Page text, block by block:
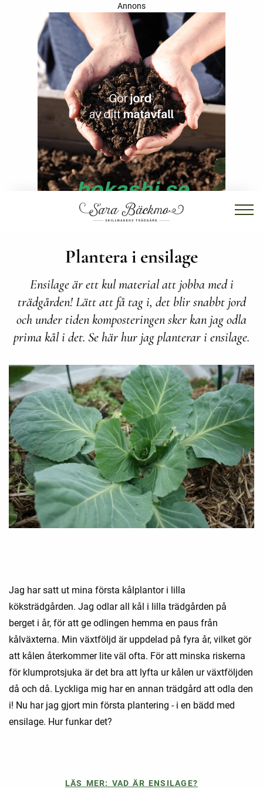
Annons
Plantera i ensilage
Ensilage är ett kul material att jobba med i
trädgården! Lätt att få tag i, det blir snabbt jord
och under tiden komposteringen sker kan jag odla
prima kål i det. Se här hur jag planterar i ensilage.
Jag har satt ut mina första kålplantor i lilla
köksträdgården. Jag odlar all kål i lilla trädgården på
berget i år, för att ge odlingen hemma en paus från
kålväxterna. Min växtföljd är uppdelad på fyra år, vilket gör
att kålen återkommer lite väl ofta. För att minska riskerna
för klumprotsjuka är det bra att lyfta ur kålen ur växtföljden
då och då. Lyckliga mig har en annan trädgård att odla den
i! Nu har jag gjort min första plantering - i en bädd med
ensilage. Hur funkar det?
LÄS MER: VAD ÄR ENSILAGE?